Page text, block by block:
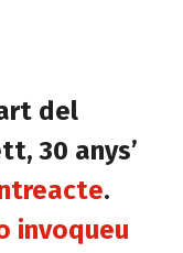
del
30 anys’
.
invoqueu